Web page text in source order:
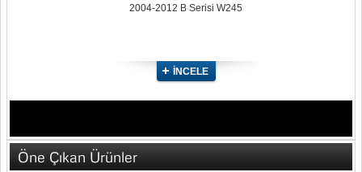
2004-2012 B Serisi W245
İNCELE
Öne Çıkan Ürünler